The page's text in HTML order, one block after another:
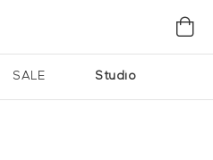
Studio
SALE